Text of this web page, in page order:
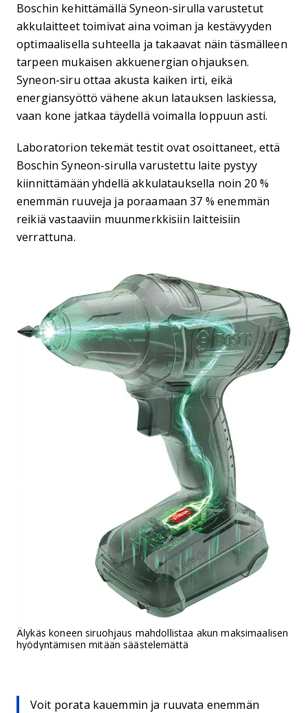
Boschin kehittämällä Syneon-sirulla varustetut
akkulaitteet toimivat aina voiman ja kestävyyden
optimaalisella suhteella ja takaavat näin täsmälleen
tarpeen mukaisen akkuenergian ohjauksen.
Syneon-siru ottaa akusta kaiken irti, eikä
energiansyöttö vähene akun latauksen laskiessa,
vaan kone jatkaa täydellä voimalla loppuun asti.
Laboratorion tekemät testit ovat osoittaneet, että
Boschin Syneon-sirulla varustettu laite pystyy
kiinnittämään yhdellä akkulatauksella noin 20 %
enemmän ruuveja ja poraamaan 37 % enemmän
reikiä vastaaviin muunmerkkisiin laitteisiin
verrattuna.
Älykäs koneen siruohjaus mahdollistaa akun maksimaalisen
hyödyntämisen mitään säästelemättä
Voit porata kauemmin ja ruuvata enemmän